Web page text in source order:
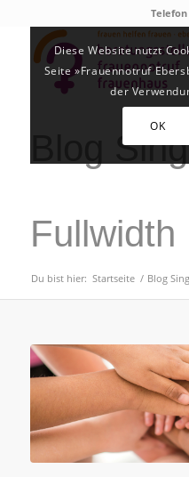
Telefon
Blog
Fullwidth
Du bist hier: Startseite / Blog
Diese Website nutzt
Seite »Frauennotruf
der
OK